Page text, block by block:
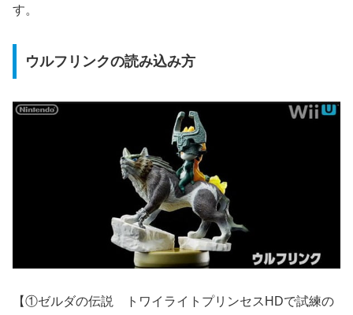
す。
ウルフリンクの読み込み方
【①ゼルダの伝説 トワイライトプリンセスHDで試練の